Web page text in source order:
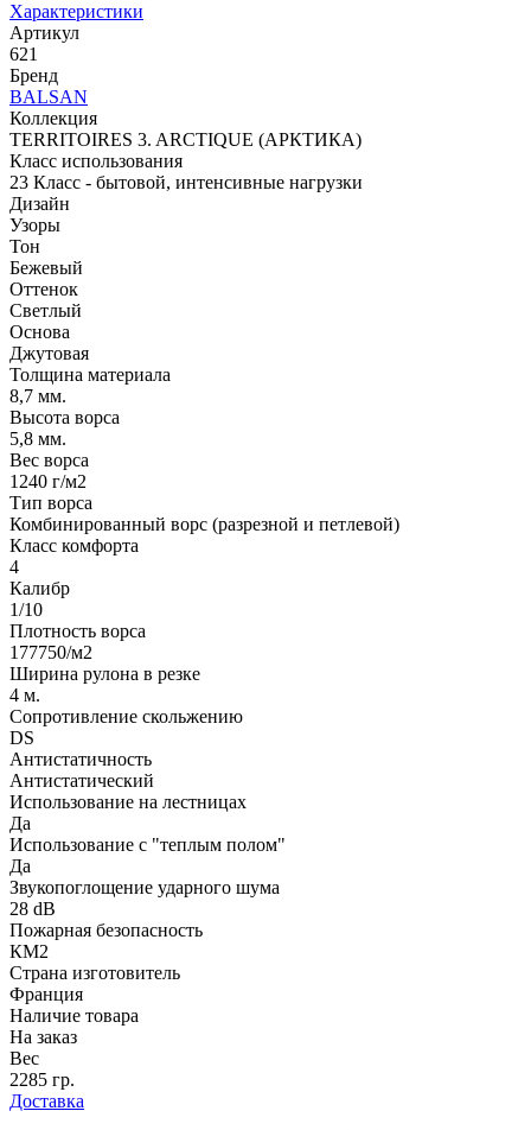
Характеристики
Артикул
621
Бренд
BALSAN
Коллекция
TERRITOIRES 3. ARCTIQUE (АРКТИКА)
Класс использования
23 Класс - бытовой, интенсивные нагрузки
Дизайн
Узоры
Тон
Бежевый
Оттенок
Светлый
Основа
Джутовая
Толщина материала
8,7 мм.
Высота ворса
5,8 мм.
Вес ворса
1240 г/м2
Тип ворса
Комбинированный ворс (разрезной и петлевой)
Класс комфорта
4
Калибр
1/10
Плотность ворса
177750/м2
Ширина рулона в резке
4 м.
Сопротивление скольжению
DS
Антистатичность
Антистатический
Использование на лестницах
Да
Использование с "теплым полом"
Да
Звукопоглощение ударного шума
28 dB
Пожарная безопасность
КМ2
Страна изготовитель
Франция
Наличие товара
На заказ
Вес
2285 гр.
Доставка